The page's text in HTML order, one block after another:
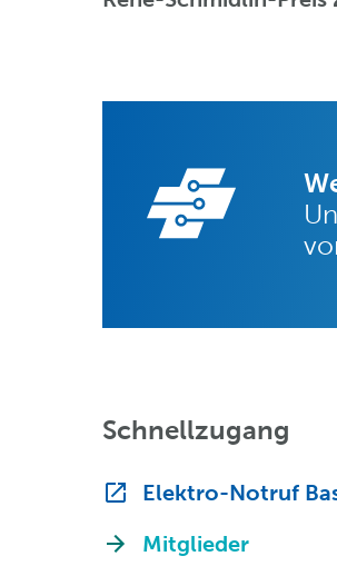
Schnellzugang
Elektro-Notruf
Mitglieder